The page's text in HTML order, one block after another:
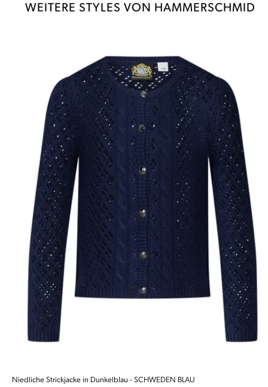
WEITERE STYLES VON HAMMERSCHMID
Niedliche Strickjacke in Dunkelblau - SCHWEDEN BLAU